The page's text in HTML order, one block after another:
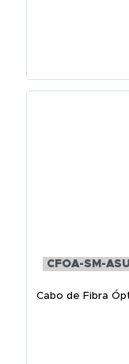
CFOA-SM-
Cabo de Fibra